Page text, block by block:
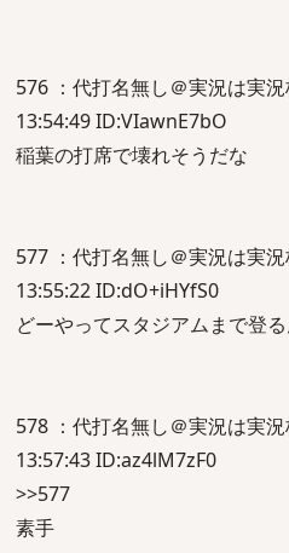
576 ：代打名無し＠実況は実
13:54:49 ID:VIawnE7bO
稲葉の打席で壊れそうだな
577 ：代打名無し＠実況は実
13:55:22 ID:dO+iHYfS0
どーやってスタジアムまで登る
578 ：代打名無し＠実況は実
13:57:43 ID:az4lM7zF0
>>577
素手